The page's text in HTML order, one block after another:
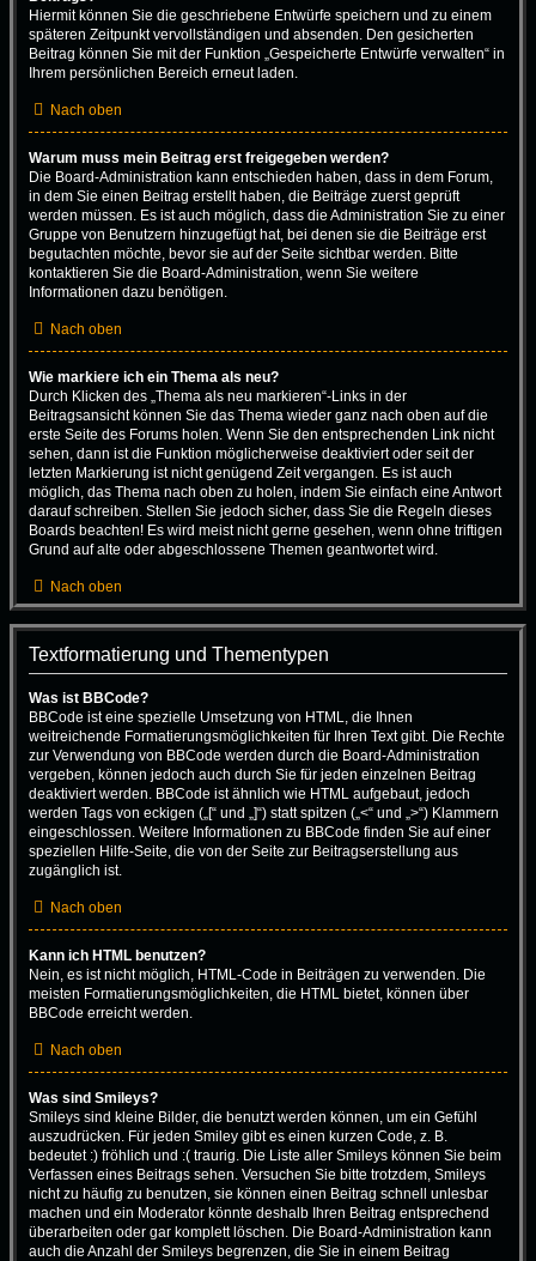
Hiermit können Sie die geschriebene Entwürfe speichern und zu einem
späteren Zeitpunkt vervollständigen und absenden. Den gesicherten
Beitrag können Sie mit der Funktion „Gespeicherte Entwürfe verwalten“ in
Ihrem persönlichen Bereich erneut laden.
Nach oben
Warum muss mein Beitrag erst freigegeben werden?
Die Board-Administration kann entschieden haben, dass in dem Forum,
in dem Sie einen Beitrag erstellt haben, die Beiträge zuerst geprüft
werden müssen. Es ist auch möglich, dass die Administration Sie zu einer
Gruppe von Benutzern hinzugefügt hat, bei denen sie die Beiträge erst
begutachten möchte, bevor sie auf der Seite sichtbar werden. Bitte
kontaktieren Sie die Board-Administration, wenn Sie weitere
Informationen dazu benötigen.
Nach oben
Wie markiere ich ein Thema als neu?
Durch Klicken des „Thema als neu markieren“-Links in der
Beitragsansicht können Sie das Thema wieder ganz nach oben auf die
erste Seite des Forums holen. Wenn Sie den entsprechenden Link nicht
sehen, dann ist die Funktion möglicherweise deaktiviert oder seit der
letzten Markierung ist nicht genügend Zeit vergangen. Es ist auch
möglich, das Thema nach oben zu holen, indem Sie einfach eine Antwort
darauf schreiben. Stellen Sie jedoch sicher, dass Sie die Regeln dieses
Boards beachten! Es wird meist nicht gerne gesehen, wenn ohne triftigen
Grund auf alte oder abgeschlossene Themen geantwortet wird.
Nach oben
Textformatierung und Thementypen
Was ist BBCode?
BBCode ist eine spezielle Umsetzung von HTML, die Ihnen
weitreichende Formatierungsmöglichkeiten für Ihren Text gibt. Die Rechte
zur Verwendung von BBCode werden durch die Board-Administration
vergeben, können jedoch auch durch Sie für jeden einzelnen Beitrag
deaktiviert werden. BBCode ist ähnlich wie HTML aufgebaut, jedoch
werden Tags von eckigen („[“ und „]“) statt spitzen („<“ und „>“) Klammern
eingeschlossen. Weitere Informationen zu BBCode finden Sie auf einer
speziellen Hilfe-Seite, die von der Seite zur Beitragserstellung aus
zugänglich ist.
Nach oben
Kann ich HTML benutzen?
Nein, es ist nicht möglich, HTML-Code in Beiträgen zu verwenden. Die
meisten Formatierungsmöglichkeiten, die HTML bietet, können über
BBCode erreicht werden.
Nach oben
Was sind Smileys?
Smileys sind kleine Bilder, die benutzt werden können, um ein Gefühl
auszudrücken. Für jeden Smiley gibt es einen kurzen Code, z. B.
bedeutet :) fröhlich und :( traurig. Die Liste aller Smileys können Sie beim
Verfassen eines Beitrags sehen. Versuchen Sie bitte trotzdem, Smileys
nicht zu häufig zu benutzen, sie können einen Beitrag schnell unlesbar
machen und ein Moderator könnte deshalb Ihren Beitrag entsprechend
überarbeiten oder gar komplett löschen. Die Board-Administration kann
auch die Anzahl der Smileys begrenzen, die Sie in einem Beitrag